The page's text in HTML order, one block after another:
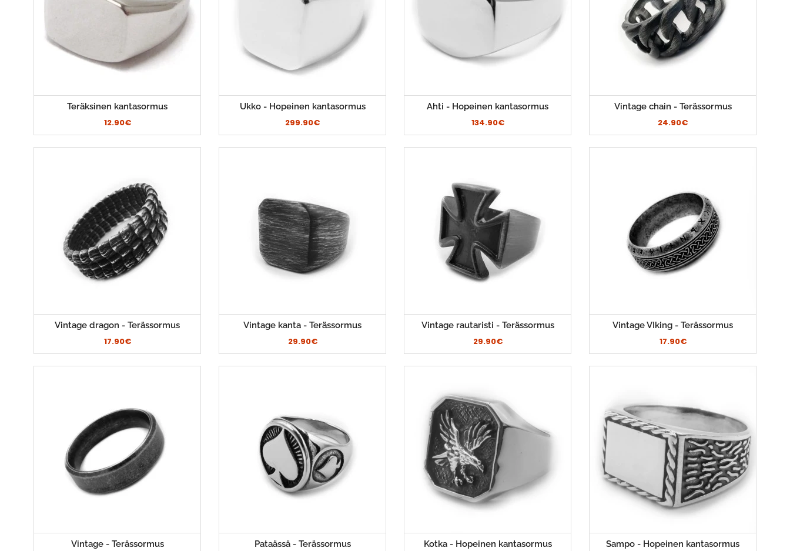
Teräksinen kantasormus
12.90€
Ukko - Hopeinen kantasormus
299.90€
Ahti - Hopeinen kantasormus
134.90€
Vintage chain - Terässormus
24.90€
Vintage dragon - Terässormus
17.90€
Vintage kanta - Terässormus
29.90€
Vintage rautaristi - Terässormus
29.90€
Vintage VIking - Terässormus
17.90€
Vintage - Terässormus Pataässä - Terässormus Kotka - Hopeinen kantasormus Sampo - Hopeinen kantasormus